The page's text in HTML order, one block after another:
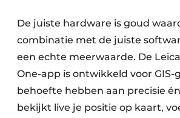
De juiste hardware is goud
combinatie met de juiste
een echte meerwaarde. De
One-app is ontwikkeld voor GIS-
behoefte hebben aan precisie
bekijkt live je positie op kaart,